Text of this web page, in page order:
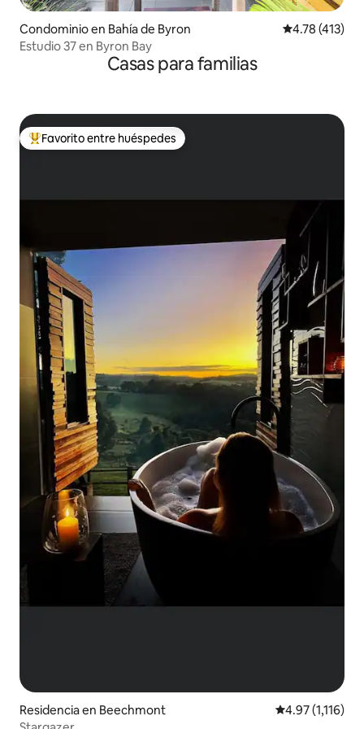
Condominio en Bahía de Byron Calificación
4.78 (413)
Estudio 37 en Byron Bay
Casas para familias
De los mejores en Favorito entre huéspedes
Favorito entre huéspedes
Residencia en Beechmont Calificación
4.97 (1,116)